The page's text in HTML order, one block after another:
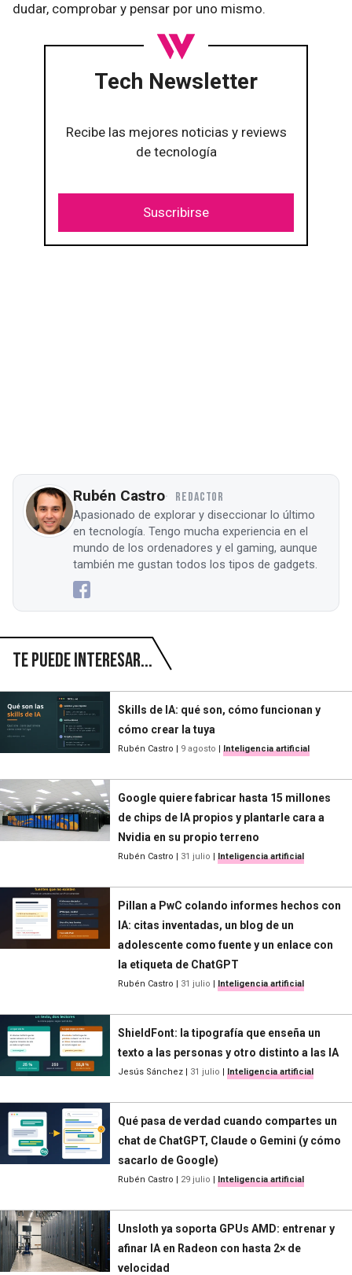
dudar, comprobar y pensar por uno mismo.
Tech Newsletter
Recibe las mejores noticias y reviews
de tecnología
Suscribirse
Rubén Castro REDACTOR
Apasionado de explorar y diseccionar lo último
en tecnología. Tengo mucha experiencia en el
mundo de los ordenadores y el gaming, aunque
también me gustan todos los tipos de gadgets.
Te puede interesar...
Skills de IA: qué son, cómo funcionan y
cómo crear la tuya
Rubén Castro | 9 agosto | Inteligencia artificial
Google quiere fabricar hasta 15 millones
de chips de IA propios y plantarle cara a
Nvidia en su propio terreno
Rubén Castro | 31 julio | Inteligencia artificial
Pillan a PwC colando informes hechos con
IA: citas inventadas, un blog de un
adolescente como fuente y un enlace con
la etiqueta de ChatGPT
Rubén Castro | 31 julio | Inteligencia artificial
ShieldFont: la tipografía que enseña un
texto a las personas y otro distinto a las IA
Jesús Sánchez | 31 julio | Inteligencia artificial
Qué pasa de verdad cuando compartes un
chat de ChatGPT, Claude o Gemini (y cómo
sacarlo de Google)
Rubén Castro | 29 julio | Inteligencia artificial
Unsloth ya soporta GPUs AMD: entrenar y
afinar IA en Radeon con hasta 2× de
velocidad